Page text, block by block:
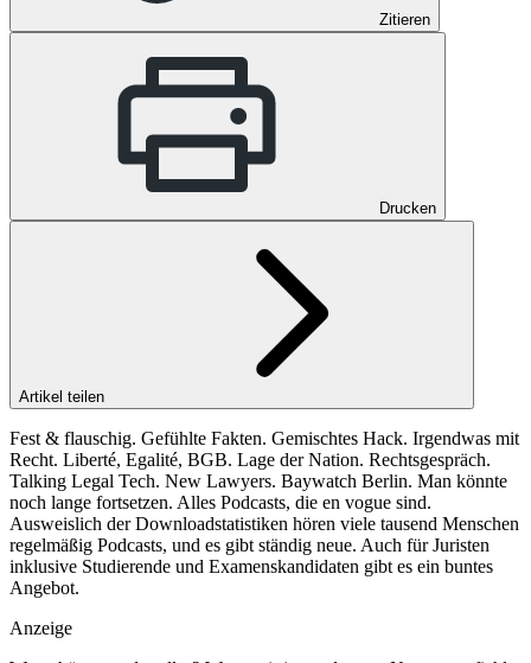
Zitieren
Drucken
Artikel teilen
Fest & flauschig. Gefühlte Fakten. Gemischtes Hack. Irgendwas mit
Recht. Liberté, Egalité, BGB. Lage der Nation. Rechtsgespräch.
Talking Legal Tech. New Lawyers. Baywatch Berlin. Man könnte
noch lange fortsetzen. Alles Podcasts, die en vogue sind.
Ausweislich der Downloadstatistiken hören viele tausend Menschen
regelmäßig Podcasts, und es gibt ständig neue. Auch für Juristen
inklusive Studierende und Examenskandidaten gibt es ein buntes
Angebot.
Anzeige